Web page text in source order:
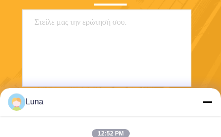
Luna
12:52 PM